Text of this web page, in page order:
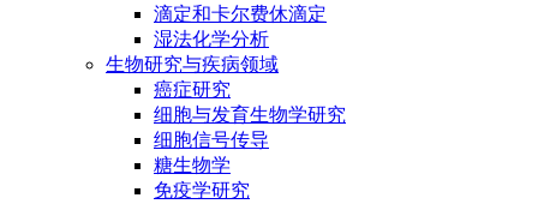
滴定和卡尔费休滴定
湿法化学分析
生物研究与疾病领域
癌症研究
细胞与发育生物学研究
细胞信号传导
糖生物学
免疫学研究